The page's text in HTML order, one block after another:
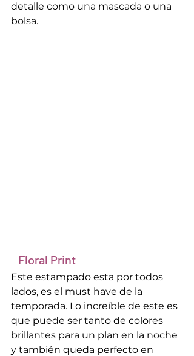
detalle como una mascada o una
bolsa.
   Floral Print
Este estampado esta por todos
lados, es el must have de la
temporada. Lo increíble de este es
que puede ser tanto de colores
brillantes para un plan en la noche
y también queda perfecto en